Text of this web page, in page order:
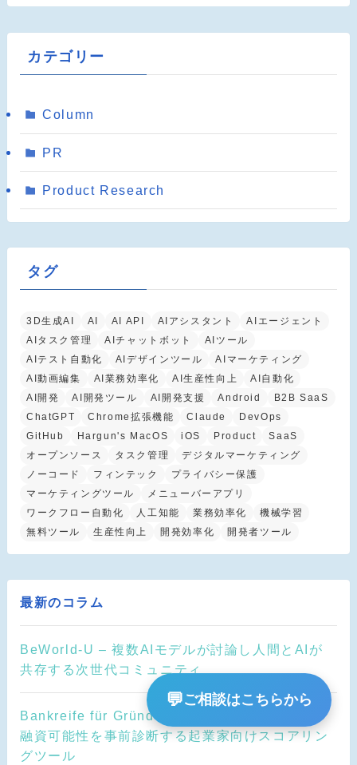
カテゴリー
Column
PR
Product Research
タグ
3D生成AI AI AI API AIアシスタント
AIエージェント
AIタスク管理
AIチャットボット
AIツール
AIテスト自動化
AIデザインツール
AIマーケティング
AI動画編集
AI業務効率化 AI生産性向上
AI自動化
AI開発
AI開発ツール AI開発支援 Android
B2B SaaS
ChatGPT
Chrome拡張機能 Claude
DevOps
GitHub
Hargun's MacOS iOS Product
SaaS
オープンソース
タスク管理
デジタルマーケティング
ノーコード
フィンテック
プライバシー保護
マーケティングツール
メニューバーアプリ
ワークフロー自動化
人工知能 業務効率化
機械学習
無料ツール
生産性向上 開発効率化 開発者ツール
最新のコラム
BeWorld-U – 複数AIモデルが討論し人間とAIが
共存する次世代コミュニティ
Bankreife für Gründer — TrioConsens – 銀行
融資可能性を事前診断する起業家向けスコアリン
グツール
💬ご相談はこちらから